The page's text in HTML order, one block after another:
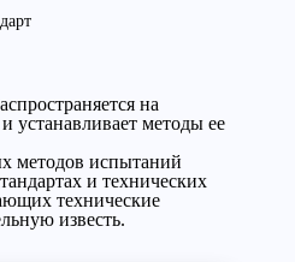
на
устанавливает методы ее
методов испытаний
и технических
технические
известь.